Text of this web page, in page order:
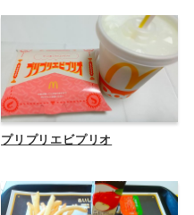
プリプリエビプリオ